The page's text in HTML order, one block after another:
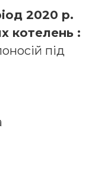
2020 р.
котелень :
під